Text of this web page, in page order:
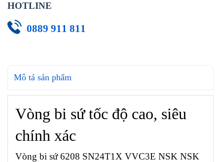
HOTLINE
0889 911 811
Mô tả sản phẩm
Vòng bi sứ tốc độ cao, siêu
chính xác
Vòng bi sứ 6208 SN24T1X VVC3E NSK NSK